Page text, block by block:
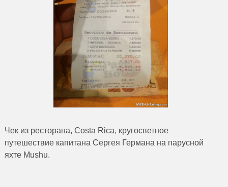
Чек из ресторана, Costa Rica, кругосветное
путешествие капитана Сергея Германа на парусной
яхте Mushu.